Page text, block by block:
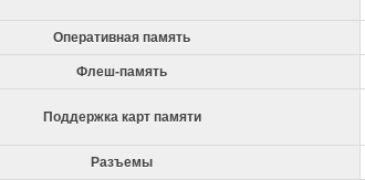
Оперативная память
Флеш-память
Поддержка карт памяти
Разъемы